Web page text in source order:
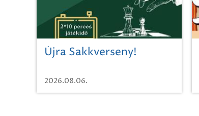
Újra Sakkverseny!
2026.08.06.